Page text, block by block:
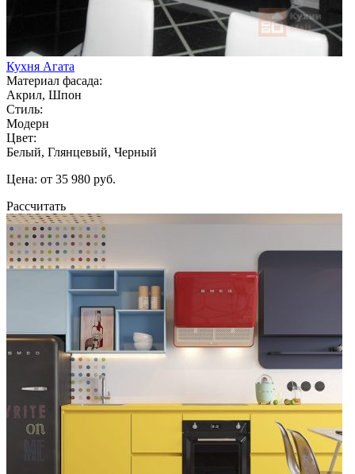
Кухня Агата
Материал фасада:
Акрил, Шпон
Стиль:
Модерн
Цвет:
Белый, Глянцевый, Черный
Цена: от 35 980 руб.
Рассчитать